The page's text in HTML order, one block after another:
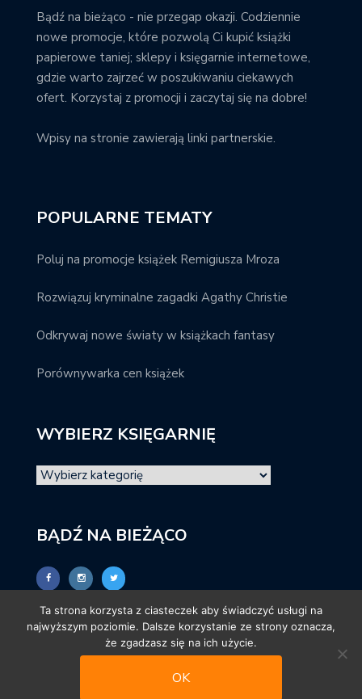
Bądź na bieżąco - nie przegap okazji. Codziennie
nowe promocje, które pozwolą Ci kupić książki
papierowe taniej; sklepy i księgarnie internetowe,
gdzie warto zajrzeć w poszukiwaniu ciekawych
ofert. Korzystaj z promocji i zaczytaj się na dobre!
Wpisy na stronie zawierają linki partnerskie.
POPULARNE TEMATY
Poluj na promocje książek Remigiusza Mroza
Rozwiązuj kryminalne zagadki Agathy Christie
Odkrywaj nowe światy w książkach fantasy
Porównywarka cen książek
WYBIERZ KSIĘGARNIĘ
BĄDŹ NA BIEŻĄCO
© promocjeksiazkowe.pl
Ta strona korzysta z ciasteczek aby świadczyć usługi na
najwyższym poziomie. Dalsze korzystanie ze strony oznacza,
że zgadzasz się na ich użycie.
OK